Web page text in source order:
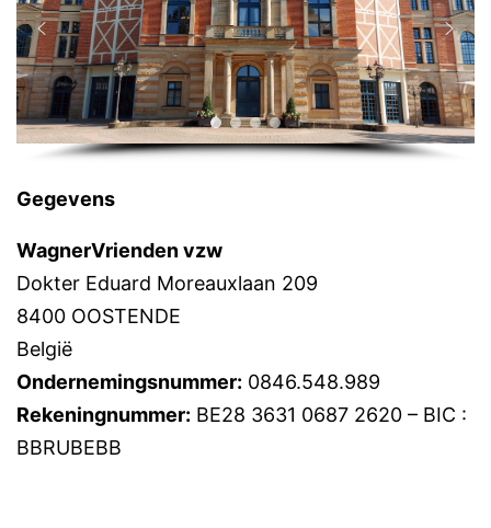
Gegevens
WagnerVrienden vzw
Dokter Eduard Moreauxlaan 209
8400 OOSTENDE
België
Ondernemingsnummer: 0846.548.989
Rekeningnummer: BE28 3631 0687 2620 – BIC :
BBRUBEBB